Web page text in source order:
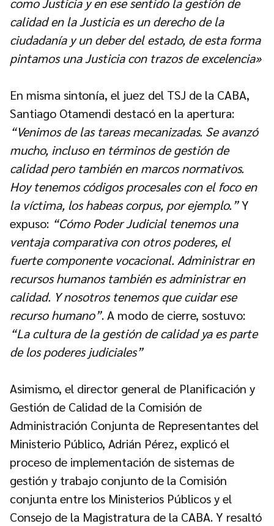
calidad en la Justicia es un derecho de la
ciudadanía y un deber del estado, de esta forma
pintamos una Justicia con trazos de excelencia»
En misma sintonía, el juez del TSJ de la CABA,
Santiago Otamendi destacó en la apertura:
“Venimos de las tareas mecanizadas. Se avanzó
mucho, incluso en términos de gestión de
calidad pero también en marcos normativos.
Hoy tenemos códigos procesales con el foco en
la víctima, los habeas corpus, por ejemplo.”Y
expuso: “Cómo Poder Judicial tenemos una
ventaja comparativa con otros poderes, el
fuerte componente vocacional. Administrar en
recursos humanos también es administrar en
calidad. Y nosotros tenemos que cuidar ese
recurso humano”. A modo de cierre, sostuvo:
“La cultura de la gestión de calidad ya es parte
de los poderes judiciales”
Asimismo, el director general de Planificación y
Gestión de Calidad de la Comisión de
Administración Conjunta de Representantes del
Ministerio Público, Adrián Pérez, explicó el
proceso de implementación de sistemas de
gestión y trabajo conjunto de la Comisión
conjunta entre los Ministerios Públicos y el
Consejo de la Magistratura de la CABA. Y resaltó